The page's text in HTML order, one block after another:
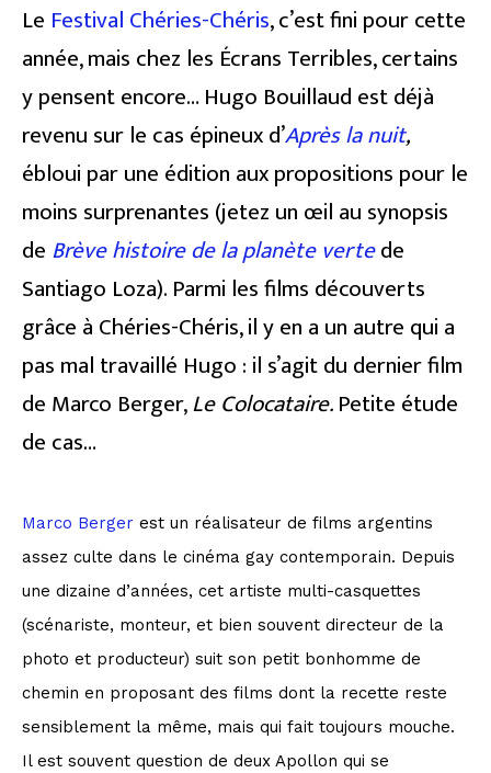
Le Festival Chéries-Chéris, c’est fini pour cette
année, mais chez les Écrans Terribles, certains
y pensent encore… Hugo Bouillaud est déjà
revenu sur le cas épineux d’Après la nuit,
ébloui par une édition aux propositions pour le
moins surprenantes (jetez un œil au synopsis
de Brève histoire de la planète vertede
Santiago Loza). Parmi les films découverts
grâce à Chéries-Chéris, il y en a un autre qui a
pas mal travaillé Hugo : il s’agit du dernier film
de Marco Berger,Le Colocataire.Petite étude
de cas…
Marco Berger est un réalisateur de films argentins
assez culte dans le cinéma gay contemporain. Depuis
une dizaine d’années, cet artiste multi-casquettes
(scénariste, monteur, et bien souvent directeur de la
photo et producteur) suit son petit bonhomme de
chemin en proposant des films dont la recette reste
sensiblement la même, mais qui fait toujours mouche.
Il est souvent question de deux Apollon qui se